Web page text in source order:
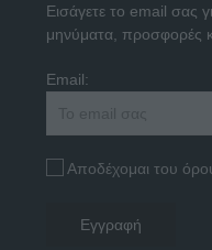
Εισάγετε το email σας
μηνύματα, προσφορές
Email:
Αποδέχομαι του